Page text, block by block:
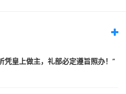
凭皇上做主，礼部必定遵旨照办！”